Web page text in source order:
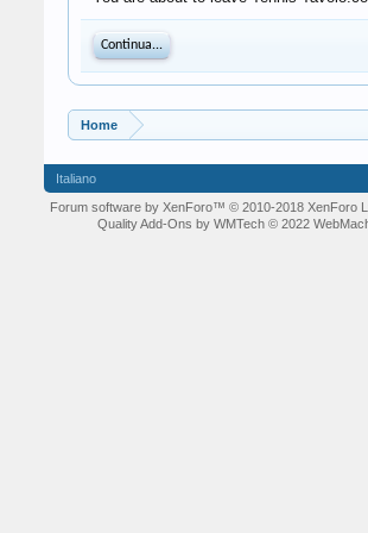
Continua...
Home
Italiano
Forum software by XenForo™ © 2010-2018 XenForo
Quality Add-Ons by WMTech © 2022